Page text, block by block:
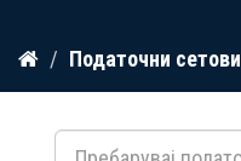
Прескокнете
содржина
Податочни сетови